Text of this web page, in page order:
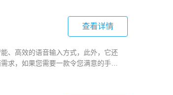
查看详情
、高效的语音输入方式，此外，它还
求，如果您需要一款令您满意的手机